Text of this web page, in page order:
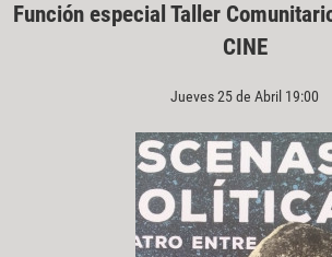
Función especial Taller
CINE
Jueves 25 de Abril 19:00